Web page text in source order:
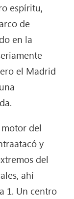
espíritu,
de
en la
el Madrid
del
y
del
ahí
1. Un centro